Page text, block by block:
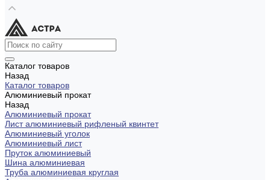
Каталог товаров
Назад
Каталог товаров
Алюминиевый прокат
Назад
Алюминиевый прокат
Лист алюминиевый рифленый квинтет
Алюминиевый уголок
Алюминиевый лист
Пруток алюминиевый
Шина алюминиевая
Труба алюминиевая круглая